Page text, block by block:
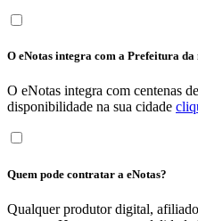
O eNotas integra com a Prefeitura da
O eNotas integra com centenas
disponibilidade na sua cidade
Quem pode contratar a eNotas?
Qualquer produtor digital,